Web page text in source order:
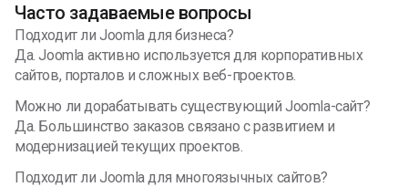
Часто задаваемые вопросы
Подходит ли Joomla для бизнеса?
Да. Joomla активно используется для корпоративных
сайтов, порталов и сложных веб-проектов.
Можно ли дорабатывать существующий Joomla-сайт?
Да. Большинство заказов связано с развитием и
модернизацией текущих проектов.
Подходит ли Joomla для многоязычных сайтов?